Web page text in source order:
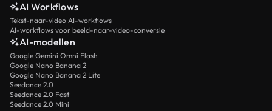
AI Workflows
Tekst-naar-video AI-workflows
AI-workflows voor beeld-naar-video-conversie
AI-modellen
Google Gemini Omni Flash
Google Nano Banana 2
Google Nano Banana 2 Lite
Seedance 2.0
Seedance 2.0 Fast
Seedance 2.0 Mini